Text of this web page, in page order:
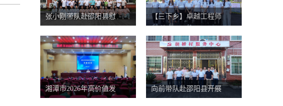
张小刚带队赴邵阳县慰 【三下乡】卓越工程师
湘潭市2026年高价值发 向前带队赴邵阳县开展